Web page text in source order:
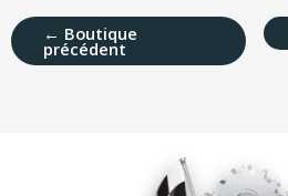
← Boutique
précédent